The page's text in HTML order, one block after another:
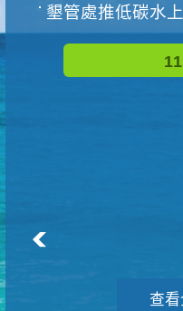
墾管處推低碳水上
查